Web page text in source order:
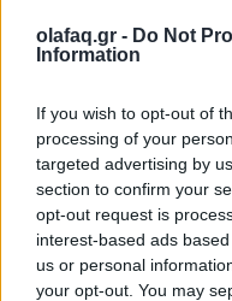
olafaq.gr - Do Not
Information
If you wish to opt-out of
processing of your
targeted advertising by
section to confirm your
opt-out request is
interest-based ads
us or personal
your opt-out. You may
βλέμμα
Με αφετηρία τον
Παπαστράτος γιόρτασε
FutuReady Greece.